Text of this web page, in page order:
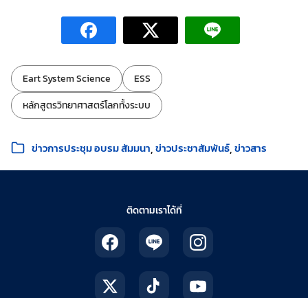
ป้ายกำกับ:
Eart System Science
ESS
หลักสูตรวิทยาศาสตร์โลกทั้งระบบ
หมวดหมู่:
ข่าวการประชุม อบรม สัมมนา ข่าวประชาสัมพันธ์ ข่าวสาร
ติดตามเราได้ที่